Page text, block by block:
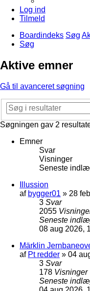
Log ind
Tilmeld
Boardindeks Søg
Søg
Aktive emner
Gå til avanceret søgning
Søgningen gav 2
Emner
Svar
Visninger
Seneste
Illussion
af bygger01 » 28
3 Svar
2055
Seneste
08 aug 2026,
Märklin
af Pt redder » 04
3 Svar
178 Visninger
Seneste